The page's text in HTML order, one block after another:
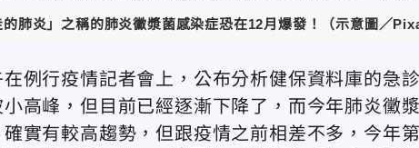
肺炎」之稱的肺炎黴漿菌感染症恐在12月爆發！（示意圖／
例行疫情記者會上，公布分析健保資料庫的急
高峰，但目前已經逐漸下降了，而今年肺炎黴
實有較高趨勢，但跟疫情之前相差不多，今年